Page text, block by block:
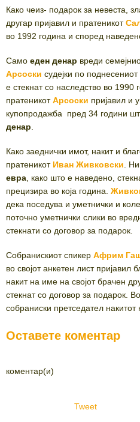
Како чеиз- подарок за невеста,
другар пријавил и пратеникот
во 1992 година и според
Само еден денар вреди
Арсоски судејки по
е стекнат со наследство во
пратеникотАрсоски пријавил и
купопродажба пред 34 години
денар
Како заеднички имот, накит и
пратеникот Иван Живковски .
евра , како што е наведено,
прецизира во која година.
дека поседува и уметнички и
поточно уметнички слики во
стекнати со договор за подарок.
Собранискиот спикер Африм
во својот анкетен лист
накит на име на својот брачен
стекнат со договор за подарок.
собраниски претседател накитот
Оставете коментар
коментар(и)
Tweet